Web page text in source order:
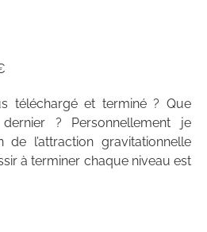
téléchargé et terminé ? Que
? Personnellement je
de l’attraction gravitationnelle
à terminer chaque niveau est